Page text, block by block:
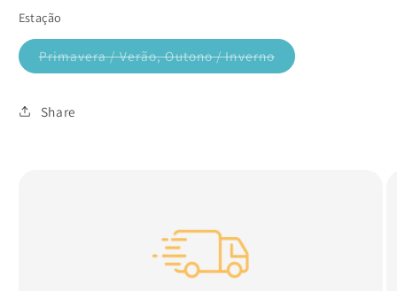
Estação
Primavera / Verão, Outono / Inverno
Variante
Share